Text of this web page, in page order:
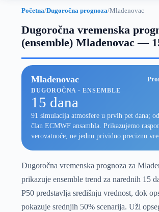
Početna/Dugoročna prognoza/Mladenovac
Dugoročna vremenska
(ensemble) Mladenovac —
Mladenovac
DUGOROČNA · ENSEMBLE
15 dana
91 simulacija atmosfere u prvih pet dana;
član ECMWF ansambla. Prikazujemo
verovatnoće, ne jednu prividno preciznu
Dugoročna vremenska prognoza za
prikazuje ensemble trend za narednih 15
P50 predstavlja središnju vrednost, dok
pokazuje srednjih 50% scenarija. Uži